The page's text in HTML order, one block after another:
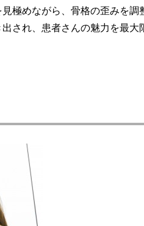
極めながら、骨格の歪みを調
され、患者さんの魅力を最大